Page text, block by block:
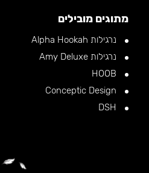
מתוגים מובילים
נרגילות Alpha Hookah
נרגילות Amy Deluxe